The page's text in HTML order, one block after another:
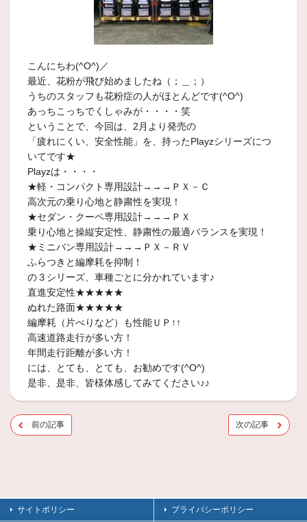
こんにちわ(^O^)／
最近、花粉が飛び始めましたね（；＿；）
うちのスタッフも花粉症の人がほとんどです(^O^)
あっちこっちでくしゃみが・・・・笑
ということで、今回は、2月より発売の
「疲れにくい、安全性能」を、持ったPlayzシリーズにつ
いてです★
Playzは・・・・
★軽・コンパクト専用設計→→→ＰＸ－Ｃ
高次元の乗り心地と静粛性を実現！
★セダン・クーペ専用設計→→→ＰＸ
乗り心地と操縦安定性、静粛性の最適バランスを実現！
★ミニバン専用設計→→→ＰＸ－ＲＶ
ふらつきと編摩耗を抑制！
の３シリーズ、車種ごとに分かれています♪
直進安定性★★★★★
ぬれた路面★★★★★
編摩耗（片べりなど）も性能ＵＰ↑↑
高速道路走行が多い方！
年間走行距離が多い方！
には、とても、とても、お勧めです(^O^)
是非、是非、皆様体感してみてください♪♪
前の記事 次の記事
サイトポリシー プライバシーポリシー